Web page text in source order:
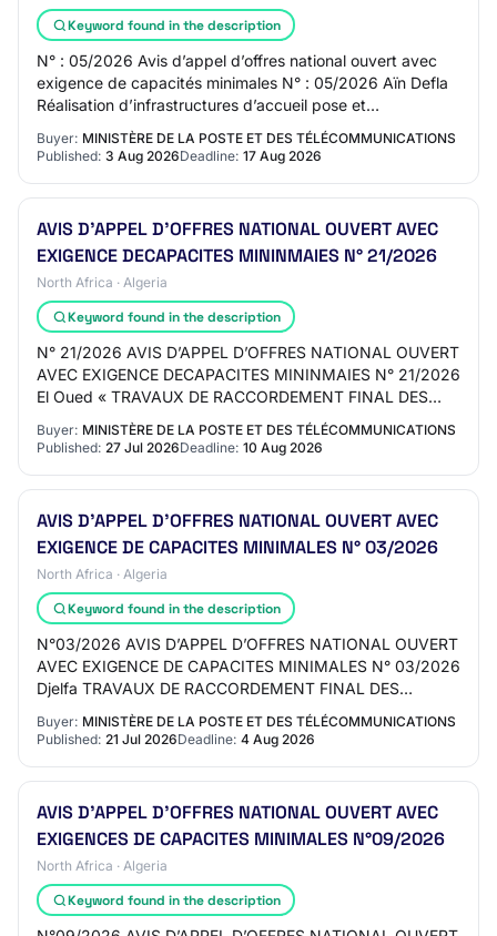
Keyword found in the description
N° : 05/2026 Avis d’appel d’offres national ouvert avec
exigence de capacités minimales N° : 05/2026 Aïn Defla
Réalisation d’infrastructures d’accueil pose et
raccordement de câbles à fibre optique D…
Buyer: MINISTÈRE DE LA POSTE ET DES TÉLÉCOMMUNICATIONS
Published: 3 Aug 2026Deadline: 17 Aug 2026
AVIS D’APPEL D’OFFRES NATIONAL OUVERT AVEC
EXIGENCE DECAPACITES MININMAIES N° 21/2026
North Africa · Algeria
Keyword found in the description
N° 21/2026 AVIS D’APPEL D’OFFRES NATIONAL OUVERT
AVEC EXIGENCE DECAPACITES MININMAIES N° 21/2026
El Oued « TRAVAUX DE RACCORDEMENT FINAL DES
CLIENTS EN FIBRE OPTIQUE » « TRAVAUX DE
RACCORDEMENT FINAL…
Buyer: MINISTÈRE DE LA POSTE ET DES TÉLÉCOMMUNICATIONS
Published: 27 Jul 2026Deadline: 10 Aug 2026
AVIS D’APPEL D’OFFRES NATIONAL OUVERT AVEC
EXIGENCE DE CAPACITES MINIMALES N° 03/2026
North Africa · Algeria
Keyword found in the description
N°03/2026 AVIS D’APPEL D’OFFRES NATIONAL OUVERT
AVEC EXIGENCE DE CAPACITES MINIMALES N° 03/2026
Djelfa TRAVAUX DE RACCORDEMENT FINAL DES
CLIENTS EN FIBRE OPTIQUE " "TRAVAUX DE
RACCORDEMENT FINAL DES…
Buyer: MINISTÈRE DE LA POSTE ET DES TÉLÉCOMMUNICATIONS
Published: 21 Jul 2026Deadline: 4 Aug 2026
AVIS D’APPEL D’OFFRES NATIONAL OUVERT AVEC
EXIGENCES DE CAPACITES MINIMALES N°09/2026
North Africa · Algeria
Keyword found in the description